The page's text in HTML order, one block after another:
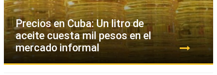
Precios en Cuba: Un litro de
aceite cuesta mil pesos en el
mercado informal